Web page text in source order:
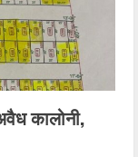
कालोनी,